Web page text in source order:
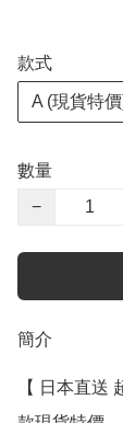
款式
A (現貨特
數量
−
簡介
【 日本直送